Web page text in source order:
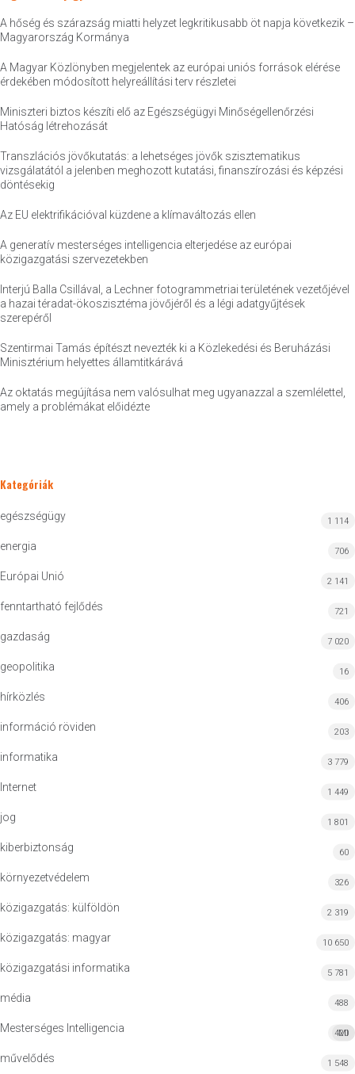
A hőség és szárazság miatti helyzet legkritikusabb öt napja következik –
Magyarország Kormánya
A Magyar Közlönyben megjelentek az európai uniós források elérése
érdekében módosított helyreállítási terv részletei
Miniszteri biztos készíti elő az Egészségügyi Minőségellenőrzési
Hatóság létrehozását
Transzlációs jövőkutatás: a lehetséges jövők szisztematikus
vizsgálatától a jelenben meghozott kutatási, finanszírozási és képzési
döntésekig
Az EU elektrifikációval küzdene a klímaváltozás ellen
A generatív mesterséges intelligencia elterjedése az európai
közigazgatási szervezetekben
Interjú Balla Csillával, a Lechner fotogrammetriai területének vezetőjével
a hazai téradat-ökoszisztéma jövőjéről és a légi adatgyűjtések
szerepéről
Szentirmai Tamás építészt nevezték ki a Közlekedési és Beruházási
Minisztérium helyettes államtitkárává
Az oktatás megújítása nem valósulhat meg ugyanazzal a szemlélettel,
amely a problémákat előidézte
Kategóriák
egészségügy 1 114
energia 706
Európai Unió 2 141
fenntartható fejlődés 721
gazdaság 7 020
geopolitika 16
hírközlés 406
információ röviden 203
informatika 3 779
Internet 1 449
jog 1 801
kiberbiztonság 60
környezetvédelem 326
közigazgatás: külföldön 2 319
közigazgatás: magyar 10 650
közigazgatási informatika 5 781
média 488
Mesterséges Intelligencia MI
420
művelődés 1 548